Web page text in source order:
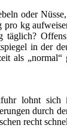
oder
pro kg
täglich?
in der
als „normal“
lohnt
durch
recht